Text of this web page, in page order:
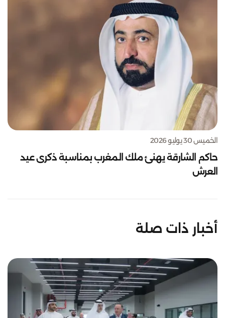
الخميس 30 يوليو 2026
حاكم الشارقة يهنئ ملك المغرب بمناسبة ذكرى عيد
العرش
أخبار ذات صلة